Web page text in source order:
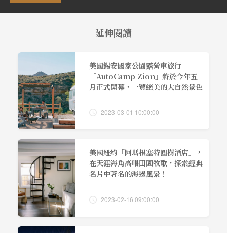
延伸閱讀
美國錫安國家公園露營車旅行
「AutoCamp Zion」將於今年五
月正式開幕，一覽絕美的大自然景色
2023-03-01 10:00:00
美國紐約「阿瑪根塞特圓樹酒店」，
在天涯海角高唱田園牧歌，探索經典
名片中著名的海邊風景！
2023-02-16 09:00:00